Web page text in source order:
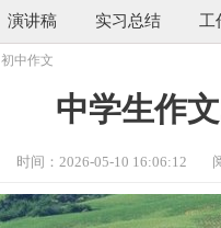
演讲稿 实习总结 工
初中作文
中学生作
时间：2026-05-10 16:06:12